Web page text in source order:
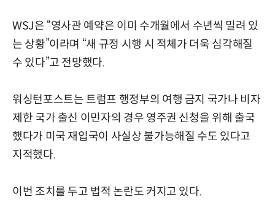
WSJ은 “영사관 예약은 이미 수개월에서 수년씩 밀려 있
는 상황”이라며 “새 규정 시행 시 적체가 더욱 심각해질
수 있다”고 전망했다.
워싱턴포스트는 트럼프 행정부의 여행 금지 국가나 비자
제한 국가 출신 이민자의 경우 영주권 신청을 위해 출국
했다가 미국 재입국이 사실상 불가능해질 수도 있다고
지적했다.
이번 조치를 두고 법적 논란도 커지고 있다.